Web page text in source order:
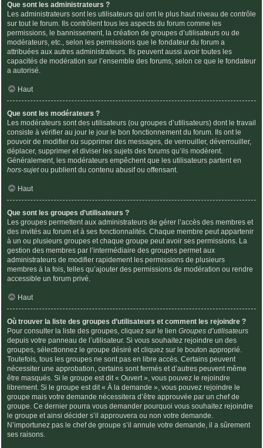
Que sont les administrateurs ?
Les administrateurs sont les utilisateurs qui ont le plus haut niveau de contrôle
sur tout le forum. Ils contrôlent tous les aspects du forum comme les
permissions, le bannissement, la création de groupes d’utilisateurs ou de
modérateurs, etc., selon les permissions que le fondateur du forum a
attribuées aux autres administrateurs. Ils peuvent aussi avoir toutes les
capacités de modération sur l’ensemble des forums, selon ce que le fondateur
a autorisé.
Haut
Que sont les modérateurs ?
Les modérateurs sont des utilisateurs (ou groupes d’utilisateurs) dont le travail
consiste à vérifier au jour le jour le bon fonctionnement du forum. Ils ont le
pouvoir de modifier ou supprimer des messages, de verrouiller, déverrouiller,
déplacer, supprimer et diviser les sujets des forums qu’ils modèrent.
Généralement, les modérateurs empêchent que les utilisateurs partent en
hors-sujetou publient du contenu abusif ou offensant.
Haut
Que sont les groupes d’utilisateurs ?
Les groupes permettent aux administrateurs de gérer l’accès des membres et
des invités au forum et à ses fonctionnalités. Chaque membre peut appartenir
à un ou plusieurs groupes et chaque groupe peut avoir ses permissions. La
gestion des membres par l’intermédiaire des groupes permet aux
administrateurs de modifier rapidement les permissions de plusieurs
membres à la fois, telles qu’ajouter des permissions de modération ou rendre
accessible un forum privé.
Haut
Où trouver la liste des groupes d’utilisateurs et comment les rejoindre ?
Pour consulter la liste des groupes, cliquez sur le lien Groupes d’utilisateurs
depuis votre panneau de l’utilisateur. Si vous souhaitez rejoindre un des
groupes, sélectionnez le groupe désiré et cliquez sur le bouton approprié.
Toutefois, tous les groupes ne sont pas en libre accès. Certains peuvent
nécessiter une approbation, certains sont fermés et d’autres peuvent même
être masqués. Si le groupe est dit « Ouvert », vous pouvez le rejoindre
librement. Si le groupe est dit « À la demande », vous pouvez rejoindre le
groupe mais votre demande nécessitera d’être approuvée par un chef de
groupe. Ce dernier pourra vous demander pourquoi vous souhaitez rejoindre
le groupe et ainsi décider s’il approuvera ou non votre demande.
N’importunez pas le chef de groupe s’il annule votre demande, il a sûrement
ses raisons.